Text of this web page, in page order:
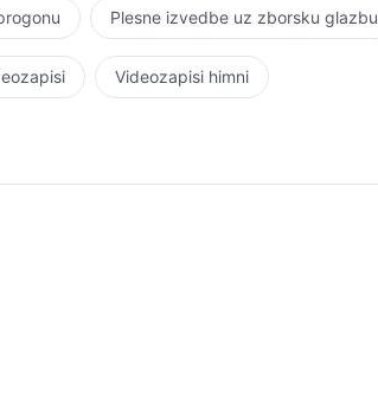
Plesne izvedbe uz zborsku glazbu
Videozapisi himni